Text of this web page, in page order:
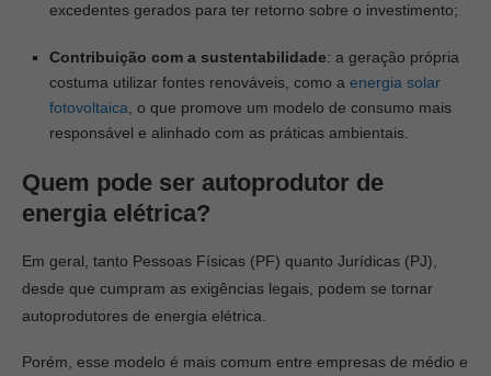
excedentes gerados para ter retorno sobre o investimento;
Contribuição com a sustentabilidade: a geração própria
costuma utilizar fontes renováveis, como a energia solar
fotovoltaica , o que promove um modelo de consumo mais
responsável e alinhado com as práticas ambientais.
Quem pode ser autoprodutor de
energia elétrica?
Em geral, tanto Pessoas Físicas (PF) quanto Jurídicas (PJ),
desde que cumpram as exigências legais, podem se tornar
autoprodutores de energia elétrica.
Porém, esse modelo é mais comum entre empresas de médio e